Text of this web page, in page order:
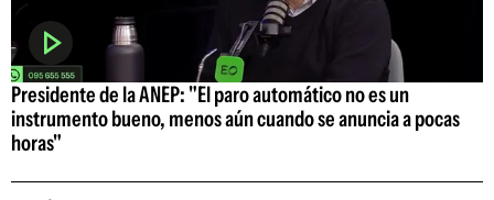
Presidente de la ANEP: "El paro automático no es un
instrumento bueno, menos aún cuando se anuncia a pocas
horas"